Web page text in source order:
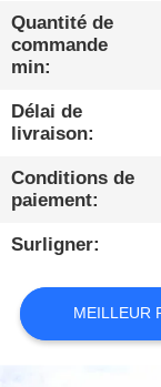
VISITE
DE
QUALITÉ
NOUS
Quantité de
commande
min:
Délai de
livraison:
Conditions de
paiement:
Surligner:
MEILLEUR